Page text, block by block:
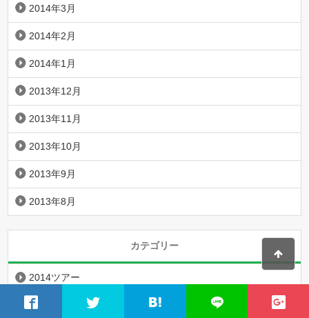
2014年3月
2014年2月
2014年1月
2013年12月
2013年11月
2013年10月
2013年9月
2013年8月
カテゴリー
2014ツアー
2015ツアー